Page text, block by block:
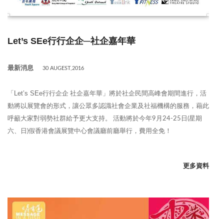
Let’s SEe行行企企─社企嘉年華
最新消息 30 AUGEST,2016
「 Let’s SEe行行企企 社企嘉年華」將於社企民間高峰會期間進行，活
動將以展覽會的形式，讓公眾多認識社會企業及社福機構的服務，藉此
呼籲大家對弱勢社群給予更大支持。 活動將於今年9月24-25日(星期
六、日)假香港會議展覽中心會議廳前廳舉行，費用全免！
更多資料